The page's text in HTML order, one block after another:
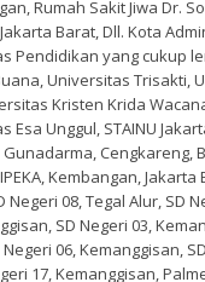
Rumah Sakit Jiwa Dr.
Barat, Dll. Kota
Pendidikan yang cukup
Universitas Trisakti,
Kristen Krida
Esa Unggul, STAINU
Cengkareng,
Kembangan, Jakarta
Negeri 08, Tegal Alur, SD
SD Negeri 03,
06, Kemanggisan,
17, Kemanggisan,